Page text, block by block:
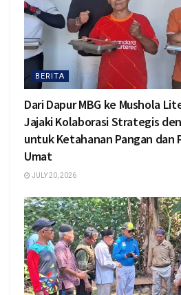
BERITA
Dari Dapur MBG ke Mushola
Jajaki Kolaborasi Strategis
untuk Ketahanan Pangan dan
Umat
JULY 20, 2026